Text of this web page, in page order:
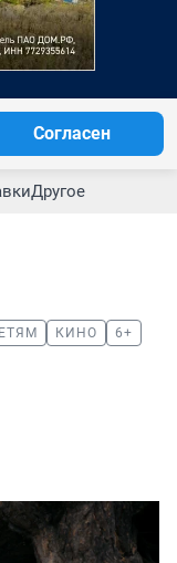
Согласен
Другое
КИНО 6+